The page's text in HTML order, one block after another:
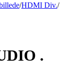
/HDMI Div./
.